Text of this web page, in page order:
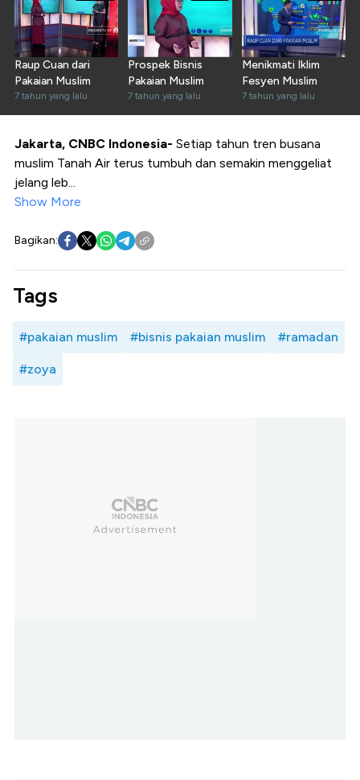
Raup Cuan dari
Pakaian Muslim
7 tahun yang lalu
Prospek Bisnis
Pakaian Muslim
7 tahun yang lalu
Menikmati Iklim
Fesyen Muslim
7 tahun yang lalu
Jakarta, CNBC Indonesia- Setiap tahun tren busana
muslim Tanah Air terus tumbuh dan semakin menggeliat
jelang leb...
Show More
Bagikan:
Tags
#pakaian muslim #bisnis pakaian muslim #ramadan
#zoya